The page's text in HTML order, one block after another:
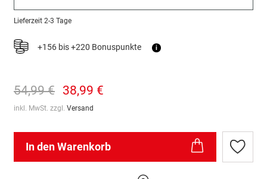
Lieferzeit 2-3 Tage
+156 bis +220 Bonuspunkte i
54,99 € 38,99 €
inkl. MwSt. zzgl. Versand
In den Warenkorb
Zur